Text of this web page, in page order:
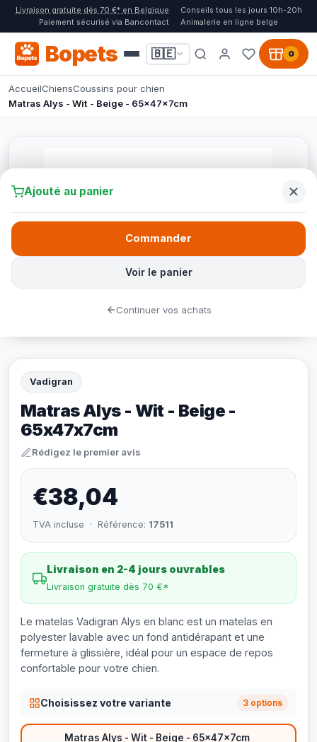
Livraison gratuite dès 70 €* en Belgique
Conseils tous les jours 10h-20h
Paiement sécurisé via Bancontact
Animalerie en ligne belge
Bopets 🇧🇪 0
AccueilChiensCoussins pour chien
Matras Alys - Wit - Beige - 65x47x7cm
Vadigran
Matras Alys - Wit - Beige -
65x47x7cm
Rédigez le premier avis
€38,04
TVA incluse · Référence: 17511
Livraison en 2-4 jours ouvrables
Livraison gratuite dès 70 €*
Le matelas Vadigran Alys en blanc est un matelas en
polyester lavable avec un fond antidérapant et une
fermeture à glissière, idéal pour un espace de repos
confortable pour votre chien.
Choisissez votre variante 3 options
Matras Alys - Wit - Beige - 65x47x7cm
Ajouté au panier
Voir le panier
Commander
Continuer vos achats